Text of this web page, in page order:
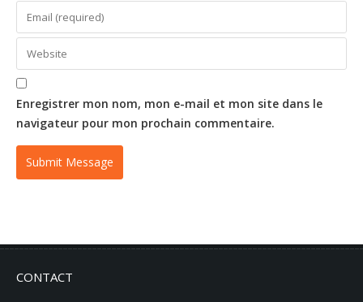
Enregistrer mon nom, mon e-mail et mon site dans le
navigateur pour mon prochain commentaire.
CONTACT